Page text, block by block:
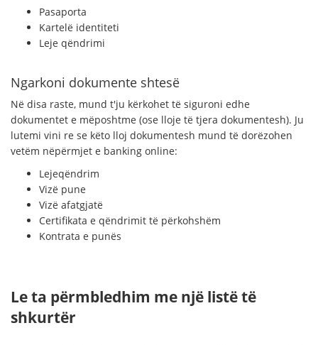
Pasaporta
Kartelë identiteti
Leje qëndrimi
Ngarkoni dokumente shtesë
Në disa raste, mund t'ju kërkohet të siguroni edhe
dokumentet e mëposhtme (ose lloje të tjera dokumentesh). Ju
lutemi vini re se këto lloj dokumentesh mund të dorëzohen
vetëm nëpërmjet e banking online:
Lejeqëndrim
Vizë pune
Vizë afatgjatë
Certifikata e qëndrimit të përkohshëm
Kontrata e punës
Le ta përmbledhim me një listë të
shkurtër